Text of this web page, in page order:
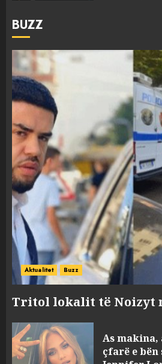
BUZZ
Aktualitet Buzz
Tritol lokalit të Noizyt
As makina,
çfarë e
racist në
gazetarit